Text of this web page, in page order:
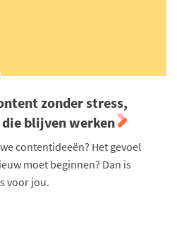
zonder stress,
blijven werken
contentideeën? Het gevoel
moet beginnen? Dan is
voor jou.